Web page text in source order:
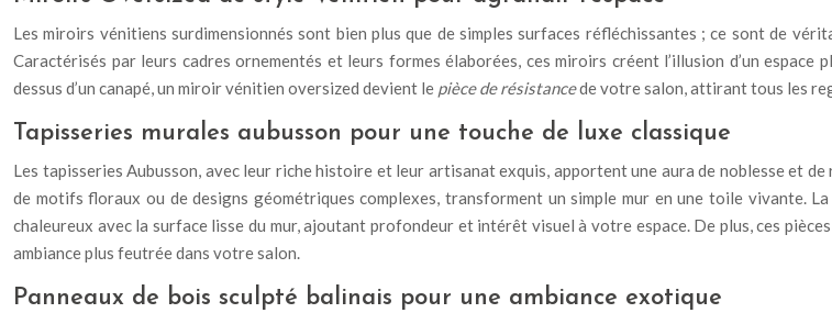
Les miroirs vénitiens surdimensionnés sont bien plus que de simples surfaces réfléchissantes ; ce sont de
Caractérisés par leurs cadres ornementés et leurs formes élaborées, ces miroirs créent l’illusion d’un
dessus d’un canapé, un miroir vénitien oversized devient le pièce de résistancede votre salon, attirant tous les
Tapisseries murales aubusson pour une touche de luxe classique
Les tapisseries Aubusson, avec leur riche histoire et leur artisanat exquis, apportent une aura de noblesse et
de motifs floraux ou de designs géométriques complexes, transforment un simple mur en une toile vivante.
chaleureux avec la surface lisse du mur, ajoutant profondeur et intérêt visuel à votre espace. De plus, ces
ambiance plus feutrée dans votre salon.
Panneaux de bois sculpté balinais pour une ambiance exotique